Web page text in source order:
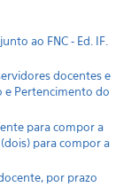
ao FNC - Ed. IF.
docentes e
e Pertencimento do
para compor a
para compor a
por prazo